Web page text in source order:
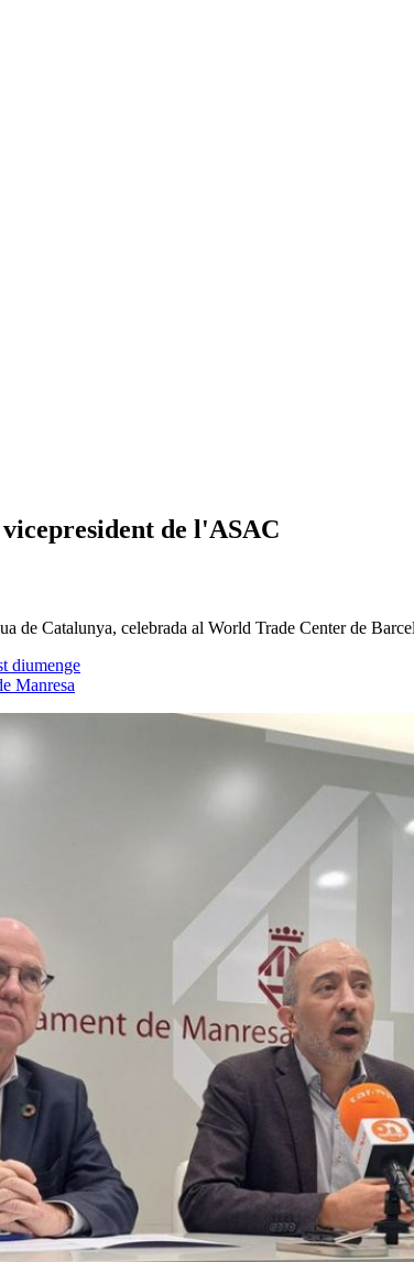
de l'ASAC
de Catalunya, celebrada al World Trade Center de
diumenge
Manresa